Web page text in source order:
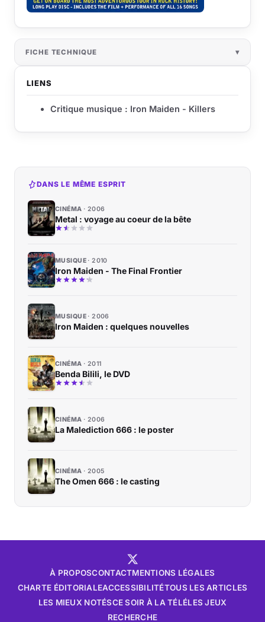
FICHE TECHNIQUE
LIENS
Critique musique : Iron Maiden - Killers
DANS LE MÊME ESPRIT
CINÉMA 2006
Metal : voyage au coeur de la bête
MUSIQUE 2010
Iron Maiden - The Final Frontier
MUSIQUE 2006
Iron Maiden : quelques nouvelles
CINÉMA 2011
Benda Bilili, le DVD
CINÉMA 2006
La Malediction 666 : le poster
CINÉMA 2005
The Omen 666 : le casting
À PROPOSCONTACTMENTIONS LÉGALES
CHARTE ÉDITORIALEACCESSIBILITÉTOUS LES ARTICLES
LES MIEUX NOTÉSCE SOIR À LA TÉLÉLES JEUX
RECHERCHE